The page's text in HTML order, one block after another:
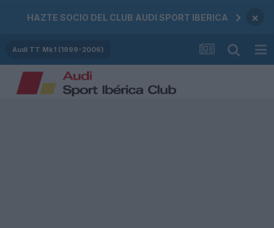
HAZTE SOCIO DEL CLUB AUDI SPORT IBERICA ×
Audi TT Mk1 (1999-2006)